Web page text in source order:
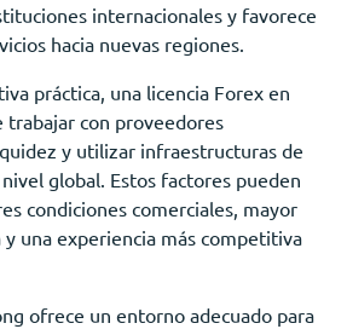
internacionales y favorece
hacia nuevas regiones.
práctica, una licencia Forex en
trabajar con proveedores
y utilizar infraestructuras de
global. Estos factores pueden
condiciones comerciales, mayor
una experiencia más competitiva
ofrece un entorno adecuado para